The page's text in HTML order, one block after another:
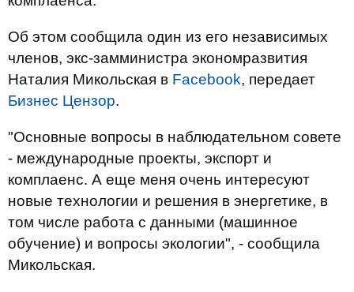
Об этом сообщила один из его независимых
членов, экс-замминистра экономразвития
Наталия Микольская в Facebook, передает
Бизнес Цензор.
"Основные вопросы в наблюдательном совете
- международные проекты, экспорт и
комплаенс. А еще меня очень интересуют
новые технологии и решения в энергетике, в
том числе работа с данными (машинное
обучение) и вопросы экологии", - сообщила
Микольская.